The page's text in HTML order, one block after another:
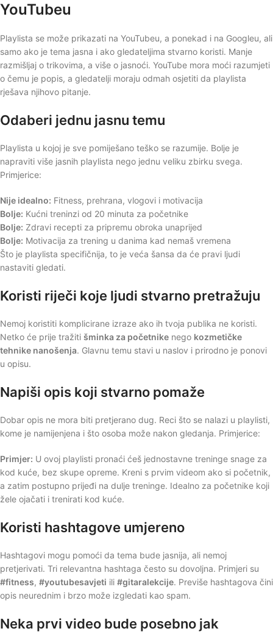
YouTubeu
Playlista se može prikazati na YouTubeu, a ponekad i na Googleu, ali
samo ako je tema jasna i ako gledateljima stvarno koristi. Manje
razmišljaj o trikovima, a više o jasnoći. YouTube mora moći razumjeti
o čemu je popis, a gledatelji moraju odmah osjetiti da playlista
rješava njihovo pitanje.
Odaberi jednu jasnu temu
Playlista u kojoj je sve pomiješano teško se razumije. Bolje je
napraviti više jasnih playlista nego jednu veliku zbirku svega.
Primjerice:
Nije idealno: Fitness, prehrana, vlogovi i motivacija
Bolje: Kućni treninzi od 20 minuta za početnike
Bolje: Zdravi recepti za pripremu obroka unaprijed
Bolje: Motivacija za trening u danima kad nemaš vremena
Što je playlista specifičnija, to je veća šansa da će pravi ljudi
nastaviti gledati.
Koristi riječi koje ljudi stvarno pretražuju
Nemoj koristiti komplicirane izraze ako ih tvoja publika ne koristi.
Netko će prije tražiti šminka za početnike nego kozmetičke
tehnike nanošenja. Glavnu temu stavi u naslov i prirodno je ponovi
u opisu.
Napiši opis koji stvarno pomaže
Dobar opis ne mora biti pretjerano dug. Reci što se nalazi u playlisti,
kome je namijenjena i što osoba može nakon gledanja. Primjerice:
Primjer: U ovoj playlisti pronaći ćeš jednostavne treninge snage za
kod kuće, bez skupe opreme. Kreni s prvim videom ako si početnik,
a zatim postupno prijeđi na dulje treninge. Idealno za početnike koji
žele ojačati i trenirati kod kuće.
Koristi hashtagove umjereno
Hashtagovi mogu pomoći da tema bude jasnija, ali nemoj
pretjerivati. Tri relevantna hashtaga često su dovoljna. Primjeri su
#fitness, #youtubesavjeti ili #gitaralekcije. Previše hashtagova čini
opis neurednim i brzo može izgledati kao spam.
Neka prvi video bude posebno jak